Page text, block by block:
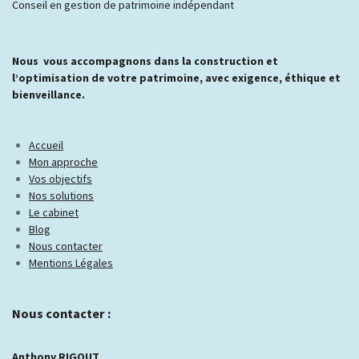
Conseil en gestion de patrimoine indépendant
Nous vous accompagnons dans la construction et
l’optimisation de votre patrimoine, avec exigence, éthique et
bienveillance.
Accueil
Mon approche
Vos objectifs
Nos solutions
Le cabinet
Blog
Nous contacter
Mentions Légales
Nous contacter :